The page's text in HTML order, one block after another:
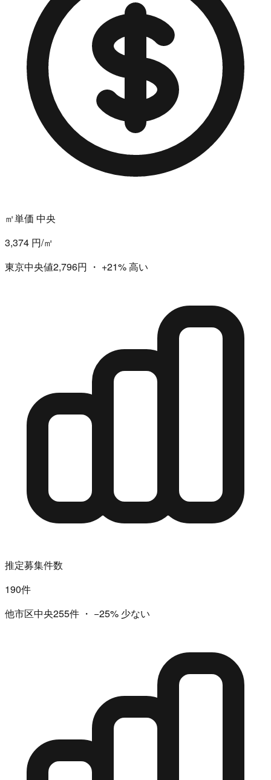
㎡単価 中央
3,374 円/㎡
東京中央値2,796円 ・ +21%高い
推定募集件数
190件
他市区中央255件 ・ −25% 少ない